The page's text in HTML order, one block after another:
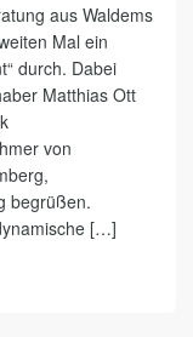
aus Waldems
Mal ein
durch. Dabei
Matthias Ott
von
begrüßen.
[…]